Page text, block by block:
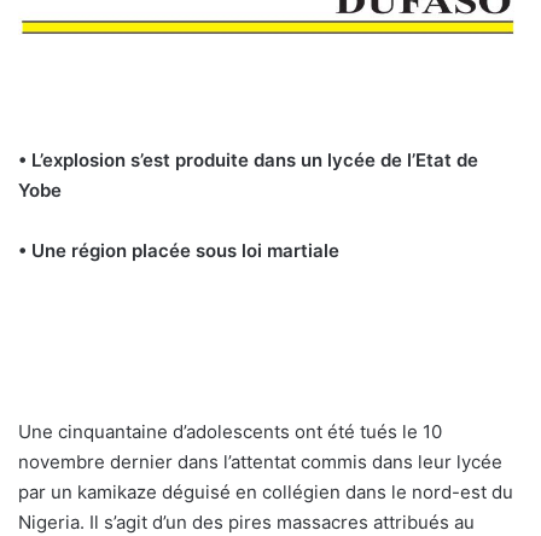
• L’explosion s’est produite dans un lycée de l’Etat de
Yobe
• Une région placée sous loi martiale
Une cinquantaine d’adolescents ont été tués le 10
novembre dernier dans l’attentat commis dans leur lycée
par un kamikaze déguisé en collégien dans le nord-est du
Nigeria. Il s’agit d’un des pires massacres attribués au